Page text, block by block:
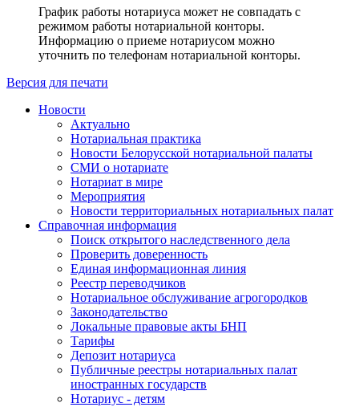
График работы нотариуса может не совпадать с
режимом работы нотариальной конторы.
Информацию о приеме нотариусом можно
уточнить по телефонам нотариальной конторы.
Версия для печати
Новости
Актуально
Нотариальная практика
Новости Белорусской нотариальной палаты
СМИ о нотариате
Нотариат в мире
Мероприятия
Новости территориальных нотариальных палат
Справочная информация
Поиск открытого наследственного дела
Проверить доверенность
Единая информационная линия
Реестр переводчиков
Нотариальное обслуживание агрогородков
Законодательство
Локальные правовые акты БНП
Тарифы
Депозит нотариуса
Публичные реестры нотариальных палат
иностранных государств
Нотариус - детям